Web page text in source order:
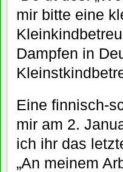
mir bitte eine
Dampfen in
Eine finnisch-
mir am 2.
ich ihr das
„An meinem